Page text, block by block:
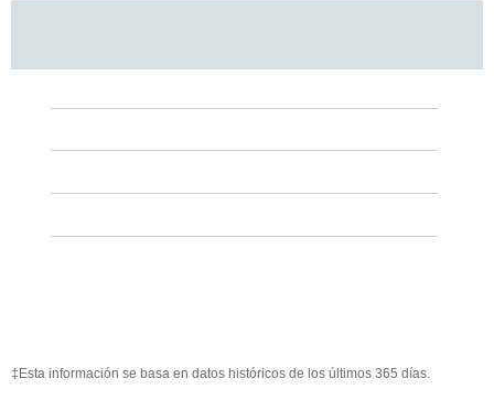
‡Esta información se basa en datos históricos de los últimos 365 días.